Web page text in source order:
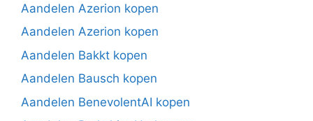
Aandelen Azerion kopen
Aandelen Azerion kopen
Aandelen Bakkt kopen
Aandelen Bausch kopen
Aandelen BenevolentAI kopen